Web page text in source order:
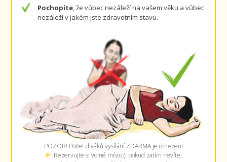
Pochopíte, že vůbec nezáleží na vašem věku a vůbec
nezáleží v jakém jste zdravotním stavu.
POZOR! Počet diváků vysílání ZDARMA je omezen!
Rezervujte si volné místo (i pokud zatím nevíte,